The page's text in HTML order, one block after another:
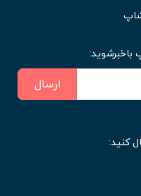
ارسال
کنید: